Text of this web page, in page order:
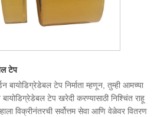
टेप
बायोडिग्रेडेबल टेप निर्माता म्हणून, तुम्ही आमच्या
बायोडिग्रेडेबल टेप खरेदी करण्यासाठी निश्चिंत राहू
विक्रीनंतरची सर्वोत्तम सेवा आणि वेळेवर वितरण